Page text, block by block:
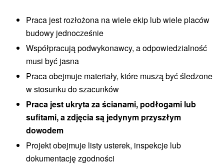
Praca jest rozłożona na wiele ekip lub wiele placów
budowy jednocześnie
Współpracują podwykonawcy, a odpowiedzialność
musi być jasna
Praca obejmuje materiały, które muszą być śledzone
w stosunku do szacunków
Praca jest ukryta za ścianami, podłogami lub
sufitami, a zdjęcia są jedynym przyszłym
dowodem
Projekt obejmuje listy usterek, inspekcje lub
dokumentację zgodności